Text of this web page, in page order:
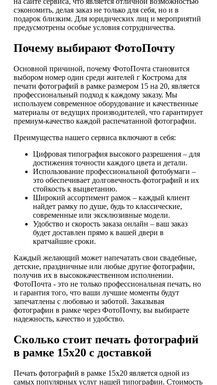
сэкономить, делая заказ не только для себя, но и в
подарок близким. Для юридических лиц и мероприятий
предусмотрены особые условия сотрудничества.
Почему выбирают ФотоПочту
Основной причиной, почему ФотоПочта становится
выбором номер один среди жителей г Кострома для
печати фотографий в рамке размером 15 на 20, является
профессиональный подход к каждому заказу. Мы
используем современное оборудование и качественные
материалы от ведущих производителей, что гарантирует
премиум-качество каждой распечатанной фотографии.
Преимущества нашего сервиса включают в себя:
Цифровая типография высокого разрешения – для
достижения точности каждого цвета и детали.
Использование профессиональной фотобумаги –
это обеспечивает долговечность фотографий и их
стойкость к выцветанию.
Широкий ассортимент рамок – каждый клиент
найдет рамку по душе, будь то классические,
современные или эксклюзивные модели.
Удобство и скорость заказа онлайн – ваш заказ
будет доставлен прямо к вашей двери в
кратчайшие сроки.
Каждый желающий может напечатать свои свадебные,
детские, праздничные или любые другие фотографии,
получив их в высококачественном исполнении.
ФотоПочта - это не только профессиональная печать, но
и гарантия того, что ваши лучшие моменты будут
запечатлены с любовью и заботой. Заказывая
фотографии в рамке через ФотоПочту, вы выбираете
надежность, качество и удобство.
Сколько стоит печать фотографий
в рамке 15х20 с доставкой
Печать фотографий в рамке 15х20 является одной из
самых популярных услуг нашей типографии. Стоимость